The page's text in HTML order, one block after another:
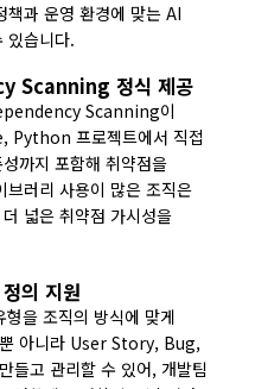
책과 운영 환경에 맞는 AI
있습니다.
Scanning 정식 제공
Scanning이
Python 프로젝트에서 직접
까지 포함해 취약점을
러리 사용이 많은 조직은
넓은 취약점 가시성을
의 지원
을 조직의 방식에 맞게
아니라 User Story, Bug,
고 관리할 수 있어, 개발팀